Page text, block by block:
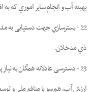
ﺑﻬﯿﻨﻪ آب و اﻧﺠﺎم ﺳﺎﯾﺮ اﻣﻮري ﮐﻪ
22 - ﺑﺴﺘﺮﺳﺎزي ﺟﻬﺖ دﺳﺘﯿﺎﺑﯽ ﺑﻪ
ذي ﻣﺪﺧﻼن.
23 - دﺳﺘﺮﺳﯽ ﻋﺎدﻻﻧﻪ ﻫﻤﮕﺎن ﺑﻪ
ارزش آب، ﻫﻢ ﺳو ﺑﺎ ﻣﻨﺎﻓﻊ ﻣﻠﯽ و